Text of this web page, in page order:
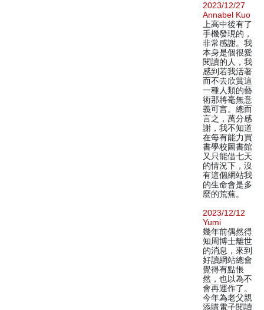
2023/12/27
Annabel Kuo
上高中後有了
手機發現的，
非常感謝。我
本身是個很愛
閱讀的人，我
感到若我活著
而不去欣賞這
一種人類的藝
術那將毫無意
義可言。總而
言之，萬分感
謝，我不知道
在每有能力買
書學校圖書館
又只能借七天
的情況下，沒
有這個網站我
的生命會是多
麼的荒蕪。
2023/12/12
Yumi
幾年前偶然得
知周博士離世
的消息，來到
好讀網站總會
覺得有點悵
然，也以為不
會再運作了。
今年為老父親
添購電子閱讀